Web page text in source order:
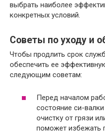
выбрать наиболее
конкретных условий.
Советы по уходу и
Чтобы продлить срок
обеспечить ее
следующим советам:
Перед началом
состояние си-
очистку от грязи
поможет избежать